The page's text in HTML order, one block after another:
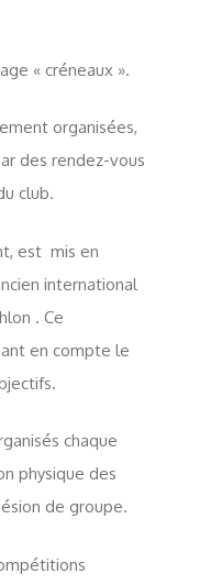
« créneaux ».
organisées,
des rendez-vous
club.
est mis en
international
. Ce
en compte le
chaque
physique des
de groupe.